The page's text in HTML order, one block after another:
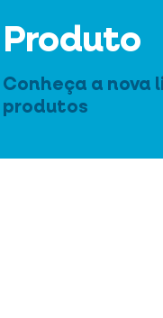
Produto
Conheça a nova
produtos